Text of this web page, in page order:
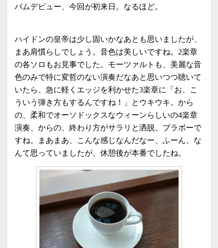
バムデビュー、今回が初来日。なるほど。
ハイドンの皇帝は少し固いかなあとも思いましたが、
まあ肩慣らしでしょう。音色は美しいですね。2楽章
の各ソロもお見事でした。モーツァルトも、美麗な音
色のみで特に変哲のない演奏だなあと思いつつ聴いて
いたら、急に軽くエッジを利かせた3楽章に「お、こ
ういう弾き方もするんですね！」とウキウキ。から
の、柔和でオーソドックスなウィーンらしいの4楽章
演奏、からの、終わり方がサラリと洒脱、ブラボーで
すね。まあまあ、こんな感じなんだなー、ふーん、な
んて思っていましたが、休憩後が本番でしたね。